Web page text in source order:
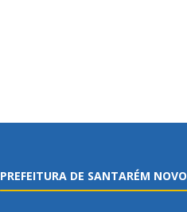
PREFEITURA DE SANTARÉM NOVO